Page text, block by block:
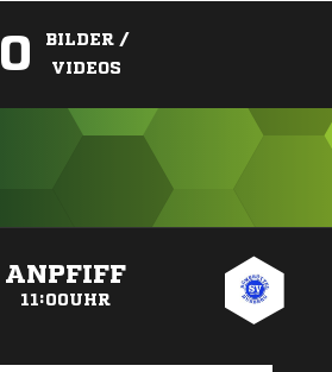
0
BILDER /
VIDEOS
ANPFIFF
11:00UHR